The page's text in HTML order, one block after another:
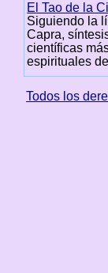
El Tao de la
Siguiendo la
Capra,
científicas
espirituales
Todos los